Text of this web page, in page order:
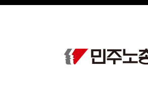
메뉴 건너뛰기
Sketchbook5, 스케치북5